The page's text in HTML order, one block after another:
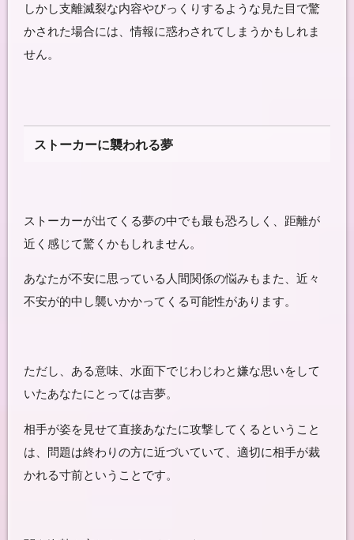
しかし支離滅裂な内容やびっくりするような見た目で驚
かされた場合には、情報に惑わされてしまうかもしれま
せん。
ストーカーに襲われる夢
ストーカーが出てくる夢の中でも最も恐ろしく、距離が
近く感じて驚くかもしれません。
あなたが不安に思っている人間関係の悩みもまた、近々
不安が的中し襲いかかってくる可能性があります。
ただし、ある意味、水面下でじわじわと嫌な思いをして
いたあなたにとっては吉夢。
相手が姿を見せて直接あなたに攻撃してくるということ
は、問題は終わりの方に近づいていて、適切に相手が裁
かれる寸前ということです。